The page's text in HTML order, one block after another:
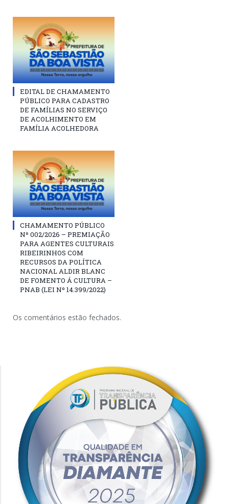
EDITAL DE CHAMAMENTO
PÚBLICO PARA CADASTRO
DE FAMÍLIAS NO SERVIÇO
DE ACOLHIMENTO EM
FAMÍLIA ACOLHEDORA
CHAMAMENTO PÚBLICO
Nº 002/2026 – PREMIAÇÃO
PARA AGENTES CULTURAIS
RIBEIRINHOS COM
RECURSOS DA POLÍTICA
NACIONAL ALDIR BLANC
DE FOMENTO Á CULTURA –
PNAB (LEI Nº 14.399/2022)
Os comentários estão fechados.